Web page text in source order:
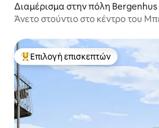
Διαμέρισμα στην πόλη Bergenhus
Άνετο στούντιο στο κέντρο του
Κορυφαία επιλογή επισκεπτών
Επιλογή επισκεπτών